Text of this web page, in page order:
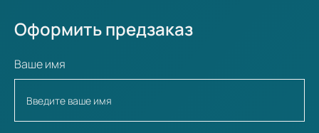
Оформить предзаказ
Ваше имя